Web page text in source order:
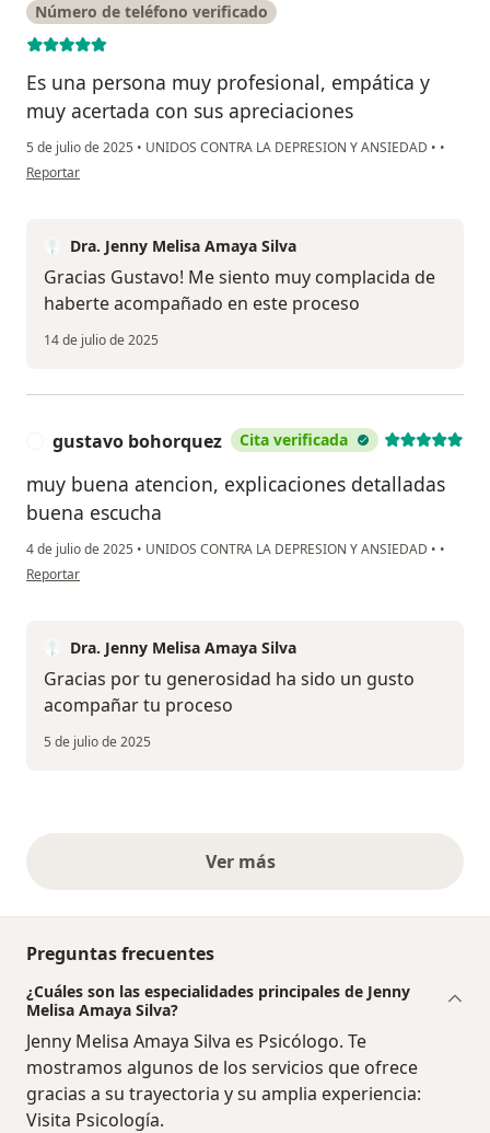
Número de teléfono verificado
Es una persona muy profesional, empática y
muy acertada con sus apreciaciones
5 de julio de 2025 • UNIDOS CONTRA LA DEPRESION Y ANSIEDAD • •
en opinión del usuario Gustavo González
Reportar
Dra. Jenny Melisa Amaya Silva
Gracias Gustavo! Me siento muy complacida de
haberte acompañado en este proceso
14 de julio de 2025
gustavo bohorquez Cita verificada
muy buena atencion, explicaciones detalladas
buena escucha
4 de julio de 2025 • UNIDOS CONTRA LA DEPRESION Y ANSIEDAD • •
en opinión del usuario gustavo bohorquez
Reportar
Dra. Jenny Melisa Amaya Silva
Gracias por tu generosidad ha sido un gusto
acompañar tu proceso
5 de julio de 2025
Ver másopiniones anteriores
Preguntas frecuentes
¿Cuáles son las especialidades principales de Jenny
Melisa Amaya Silva?
Jenny Melisa Amaya Silva es Psicólogo. Te
mostramos algunos de los servicios que ofrece
gracias a su trayectoria y su amplia experiencia:
Visita Psicología.